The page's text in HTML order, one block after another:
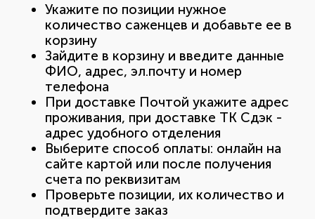
Укажите по позиции нужное
количество саженцев и добавьте ее в
корзину
Зайдите в корзину и введите данные
ФИО, адрес, эл.почту и номер
телефона
При доставке Почтой укажите адрес
проживания, при доставке ТК Сдэк -
адрес удобного отделения
Выберите способ оплаты: онлайн на
сайте картой или после получения
счета по реквизитам
Проверьте позиции, их количество и
подтвердите заказ